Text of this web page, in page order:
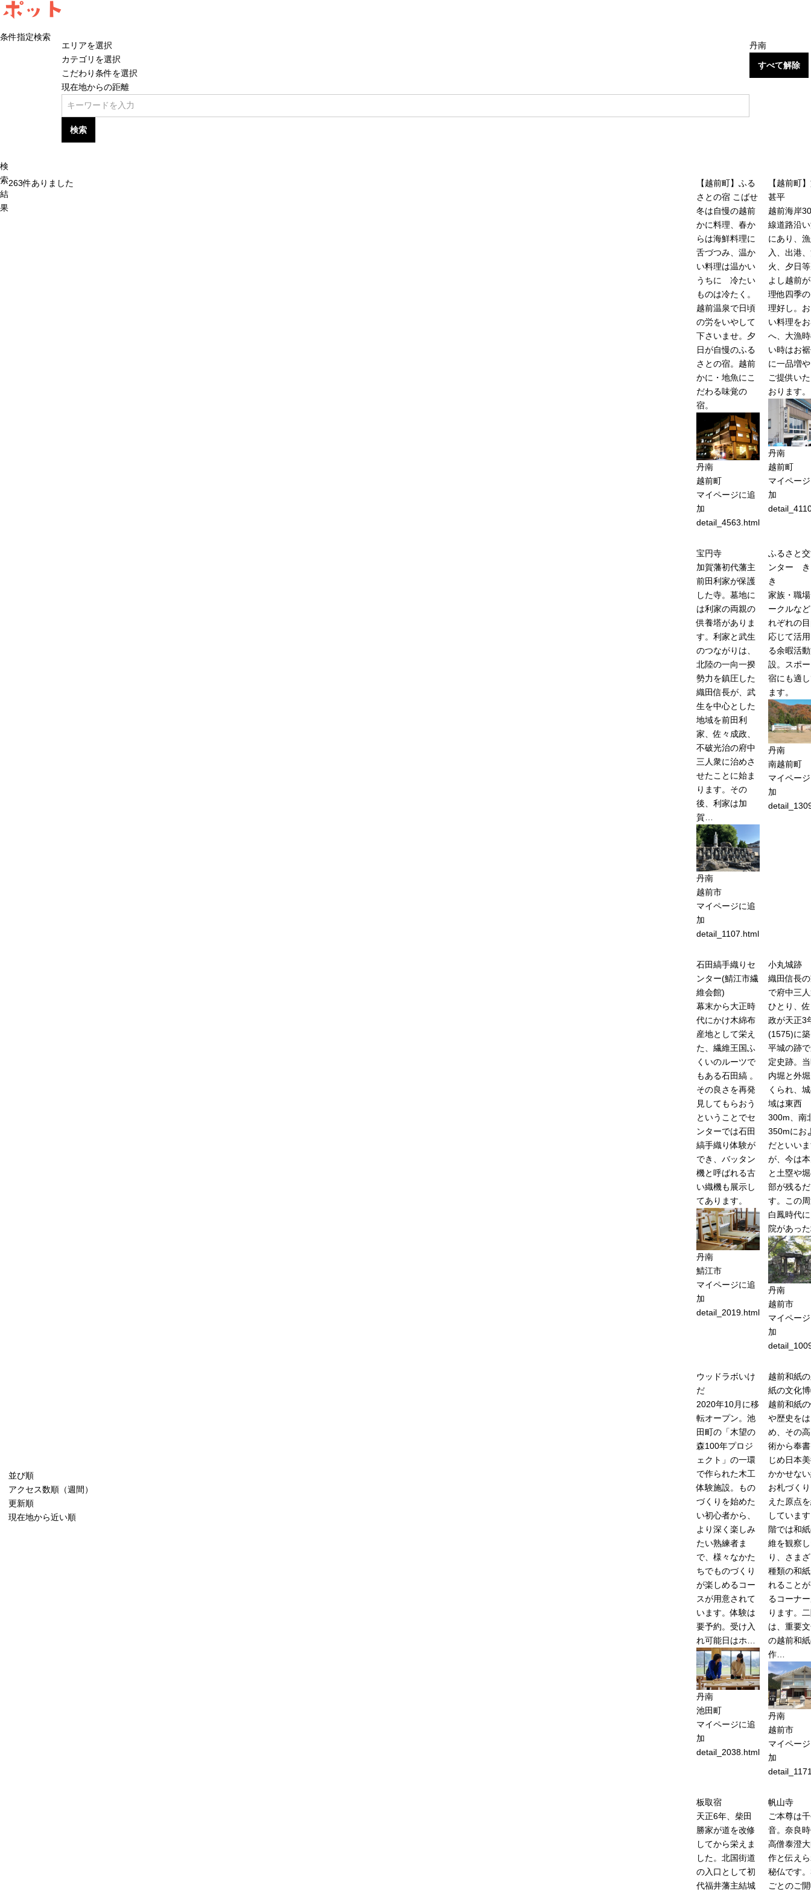
ポット
条件指定検索
エリアを選択
カテゴリを選択
こだわり条件を選択
現在地からの距離
検索
丹南
すべて解除
検
索
結
果
263件ありました
並び順
アクセス数順（週間）
更新順
現在地から近い順
【越前町】ふる
さとの宿 こばせ
冬は自慢の越前
かに料理、春か
らは海鮮料理に
舌づつみ、温か
い料理は温かい
うちに 冷たい
ものは冷たく。
越前温泉で日頃
の労をいやして
下さいませ。夕
日が自慢のふる
さとの宿。越前
かに・地魚にこ
だわる味覚の
宿。
丹南
越前町
マイページに追
加
detail_4563.html
【越前町
甚平
越前海岸
線道路沿
にあり、
入、出港
火、夕日
よし越前
理他四季
理好し。
い料理を
へ、大漁
い時はお
に一品増
ご提供い
おります。
丹南
越前町
マイペー
加
宝円寺
加賀藩初代藩主
前田利家が保護
した寺。墓地に
は利家の両親の
供養塔がありま
す。利家と武生
のつながりは、
北陸の一向一揆
勢力を鎮圧した
織田信長が、武
生を中心とした
地域を前田利
家、佐々成政、
不破光治の府中
三人衆に治めさ
せたことに始ま
ります。その
後、利家は加
賀…
丹南
越前市
マイページに追
加
detail_1107.html
ふるさと
ンター き
き
家族・職
ークルな
れぞれの
応じて活
る余暇活
設。スポ
宿にも適
ます。
丹南
南越前町
マイペー
加
石田縞手織りセ
ンター(鯖江市繊
維会館)
幕末から大正時
代にかけ木綿布
産地として栄え
た、繊維王国ふ
くいのルーツで
もある石田縞 。
その良さを再発
見してもらおう
ということでセ
ンターでは石田
縞手織り体験が
でき、バッタン
機と呼ばれる古
い織機も展示し
てあります。
丹南
鯖江市
マイページに追
加
detail_2019.html
小丸城跡
織田信長
で府中三
ひとり、
政が天正3
(1575)に
平城の跡
定史跡。
内堀と外
くられ、
域は東西
300m、南
350mにお
だといい
が、今は
と土塁や
部が残る
す。この
白鳳時代
院があっ
丹南
越前市
マイペー
加
ウッドラボいけ
だ
2020年10月に移
転オープン。池
田町の「木望の
森100年プロジ
ェクト」の一環
で作られた木工
体験施設。もの
づくりを始めた
い初心者から、
より深く楽しみ
たい熟練者ま
で、様々なかた
ちでものづくり
が楽しめるコー
スが用意されて
います。体験は
要予約。受け入
れ可能日はホ…
丹南
池田町
マイページに追
加
detail_2038.html
越前和紙
紙の文化
越前和紙
や歴史を
め、その
術から奉
じめ日本
かかせな
お札づく
えた原点
していま
階では和
維を観察
り、さま
種類の和
れること
るコーナ
ります。
は、重要
の越前和
作…
丹南
越前市
マイペー
加
板取宿
天正6年、柴田
勝家が道を改修
してから栄えま
した。北国街道
の入口として初
代福井藩主結城
帆山寺
ご本尊は
音。奈良
高僧泰澄
作と伝え
秘仏です
ごとのご